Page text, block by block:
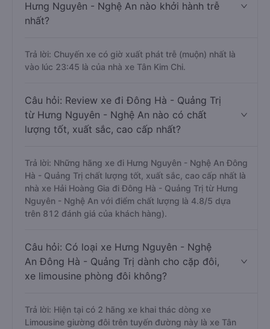
Hưng Nguyên - Nghệ An nào khởi hành trễ
nhất?
Trả lời: Chuyến xe có giờ xuất phát trễ (muộn) nhất là
vào lúc 23:45 là của nhà xe Tân Kim Chi.
từ Hưng Nguyên - Nghệ An nào có chất
lượng tốt, xuất sắc, cao cấp nhất?
Trả lời: Những hãng xe đi Hưng Nguyên - Nghệ An Đông
Hà - Quảng Trị chất lượng tốt, xuất sắc, cao cấp nhất là
Nguyên - Nghệ An với điểm chất lượng là 4.8/5 dựa
trên 812 đánh giá của khách hàng).
An Đông Hà - Quảng Trị dành cho cặp đôi,
xe limousine phòng đôi không?